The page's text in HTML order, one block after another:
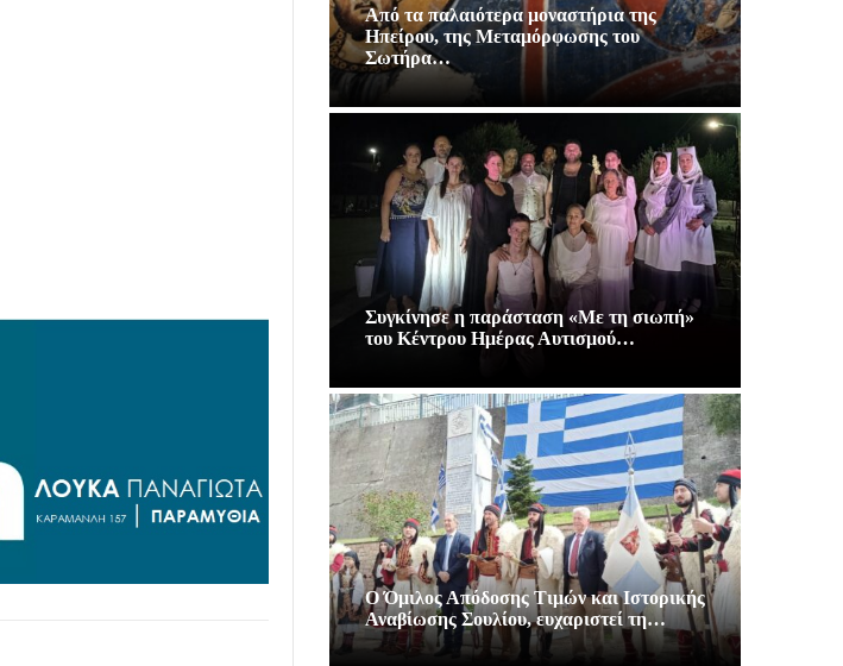
Από τα παλαιότερα μοναστήρια της
Ηπείρου, της Μεταμόρφωσης του
Σωτήρα…
Συγκίνησε η παράσταση «Με τη σιωπή»
του Κέντρου Ημέρας Αυτισμού…
Ο Όμιλος Απόδοσης Τιμών και Ιστορικής
Αναβίωσης Σουλίου, ευχαριστεί τη…